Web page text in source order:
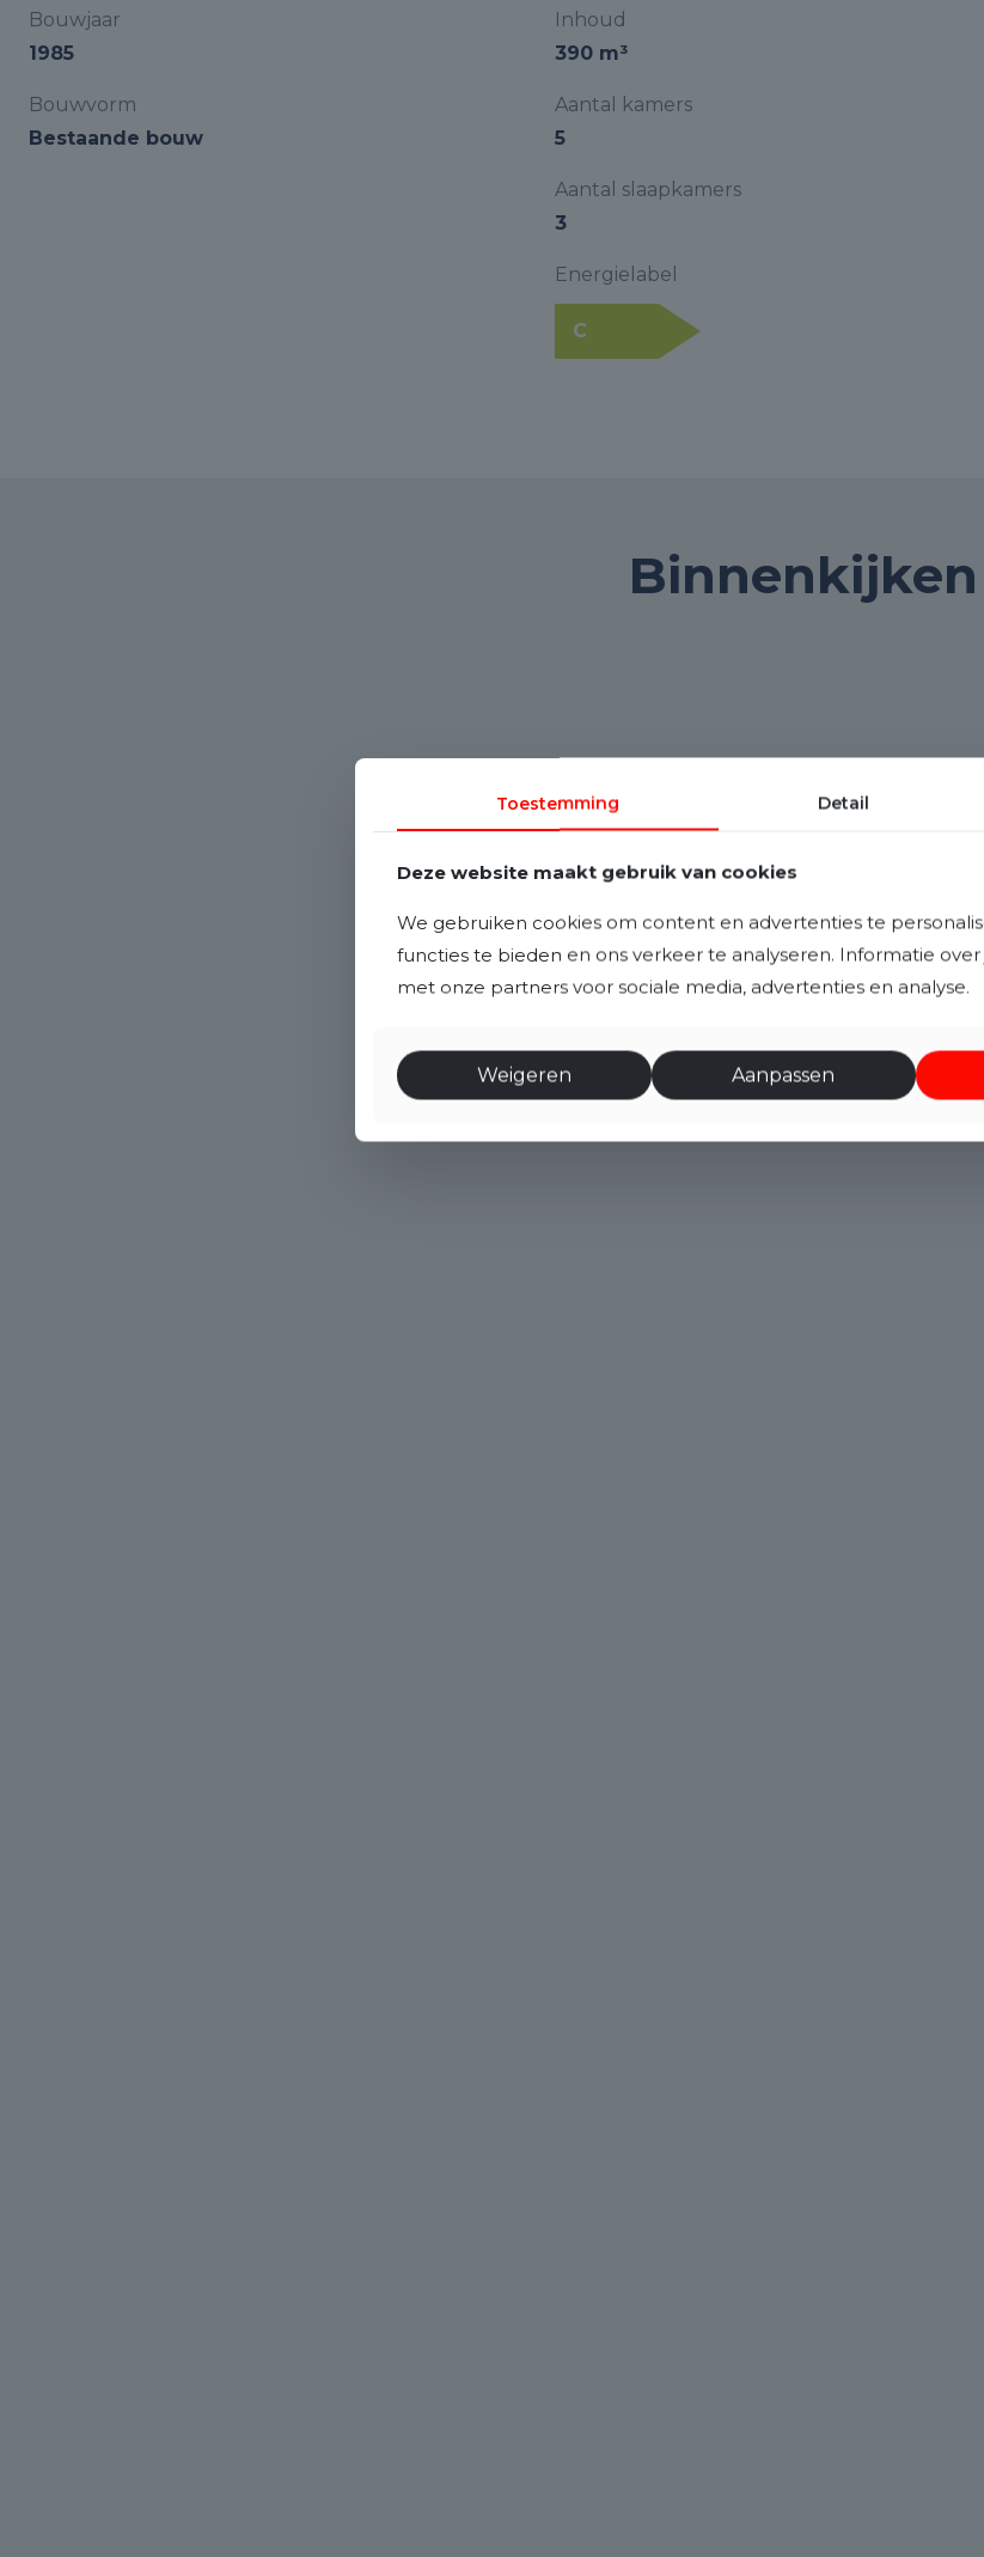
Bouwjaar
1985
Bouwvorm
Bestaande bouw
Inhoud
390 m³
Aantal kamers
5
Aantal slaapkamers
3
Energielabel
C
Binnenkijken
Toestemming Detail
Deze website maakt gebruik van cookies
We gebruiken cookies om content en advertenties te
functies te bieden en ons verkeer te analyseren. Informatie
met onze partners voor sociale media, advertenties en analyse.
Weigeren Aanpassen